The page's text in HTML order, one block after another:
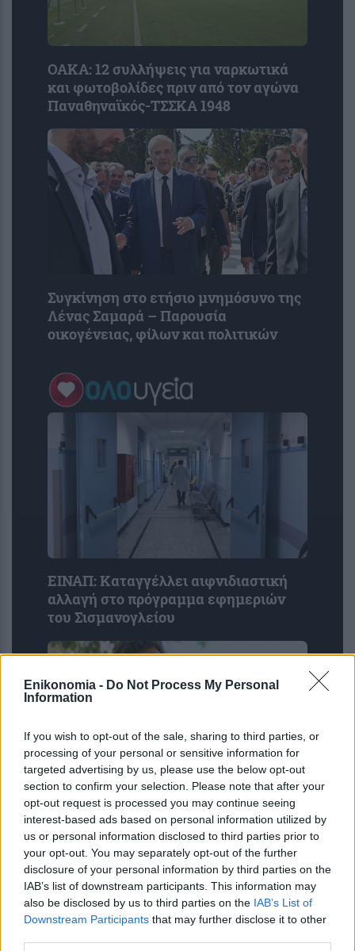
Enikonomia - Do Not Process My Personal
Information
If you wish to opt-out of the sale, sharing to third parties, or
processing of your personal or sensitive information for
targeted advertising by us, please use the below opt-out
section to confirm your selection. Please note that after your
opt-out request is processed you may continue seeing
interest-based ads based on personal information utilized by
us or personal information disclosed to third parties prior to
your opt-out. You may separately opt-out of the further
disclosure of your personal information by third parties on the
IAB’s list of downstream participants. This information may
also be disclosed by us to third parties on the IAB’s List of
Downstream Participants that may further disclose it to other
ΟΑΚΑ: 12 συλλήψεις για ναρκωτικά
και φωτοβολίδες πριν από τον αγώνα
Παναθηναϊκός-ΤΣΣΚΑ 1948
Συγκίνηση στο ετήσιο μνημόσυνο της
Λένας Σαμαρά – Παρουσία
οικογένειας, φίλων και πολιτικών
ΕΙΝΑΠ: Καταγγέλλει αιφνιδιαστική
αλλαγή στο πρόγραμμα εφημεριών
του Σισμανογλείου
Αυξημένη χοληστερίνη: Πότε δεν
είναι αναγκαία τα φάρμακα; Τι έδειξε
μελέτη